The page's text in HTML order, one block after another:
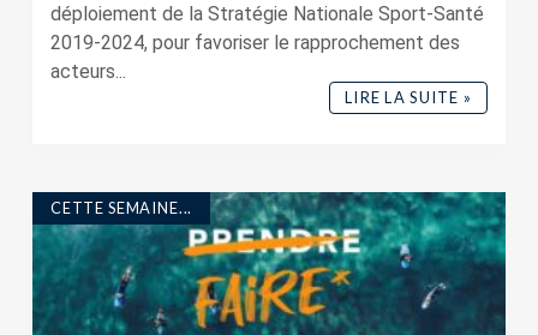
déploiement de la Stratégie Nationale Sport-Santé
2019-2024, pour favoriser le rapprochement des
acteurs...
LIRE LA SUITE »
CETTE SEMAINE...